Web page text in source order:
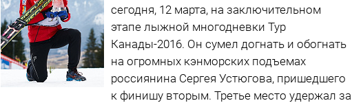
сегодня, 12 марта, на заключительном
этапе лыжной многодневки Тур
Канады-2016. Он сумел догнать и обогнать
на огромных кэнморских подъемах
россиянина Сергея Устюгова, пришедшего
к финишу вторым. Третье место удержал за